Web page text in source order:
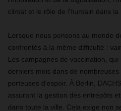
climat et le rôle de l'humain dans la
Lorsque nous pensons au monde
confrontés à la même difficulté :
Les campagnes de vaccination,
derniers mois dans de
porteuses d'espoir. À Berlin,
assurant la gestion des entrepôts
dans toute la ville. Cela exige non